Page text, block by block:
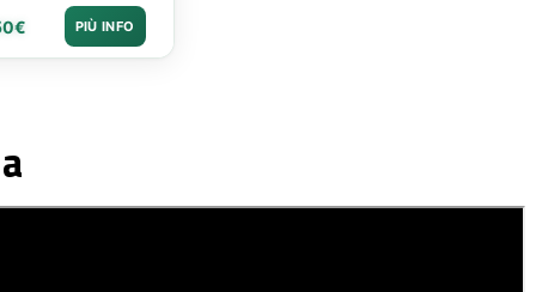
PIÙ INFO